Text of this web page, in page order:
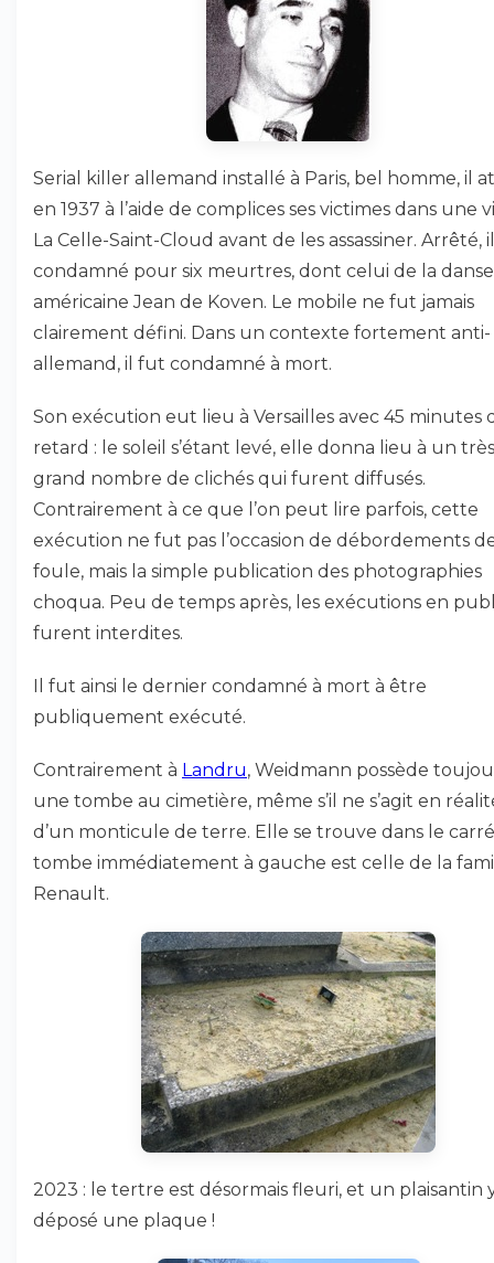
Serial killer allemand installé à Paris, bel homme, il
en 1937 à l’aide de complices ses victimes dans une
La Celle-Saint-Cloud avant de les assassiner. Arrêté,
condamné pour six meurtres, dont celui de la
américaine Jean de Koven. Le mobile ne fut jamais
clairement défini. Dans un contexte fortement anti-
allemand, il fut condamné à mort.
Son exécution eut lieu à Versailles avec 45 minutes
retard : le soleil s’étant levé, elle donna lieu à un très
grand nombre de clichés qui furent diffusés.
Contrairement à ce que l’on peut lire parfois, cette
exécution ne fut pas l’occasion de débordements
foule, mais la simple publication des photographies
choqua. Peu de temps après, les exécutions en
furent interdites.
Il fut ainsi le dernier condamné à mort à être
publiquement exécuté.
Contrairement à Landru, Weidmann possède
une tombe au cimetière, même s’il ne s’agit en
d’un monticule de terre. Elle se trouve dans le carré
tombe immédiatement à gauche est celle de la
Renault.
2023 : le tertre est désormais fleuri, et un plaisantin
déposé une plaque !